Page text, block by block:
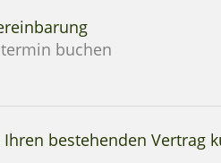
buchen
bestehenden Vertrag